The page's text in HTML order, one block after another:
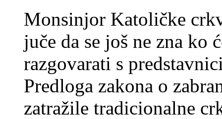
Monsinjor Katoličke
juče da se još ne zna ko
razgovarati s
Predloga zakona o
zatražile tradicionalne